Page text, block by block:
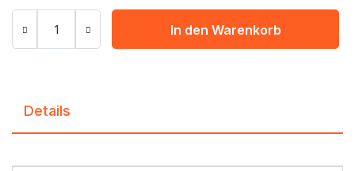
In den Warenkorb
Details